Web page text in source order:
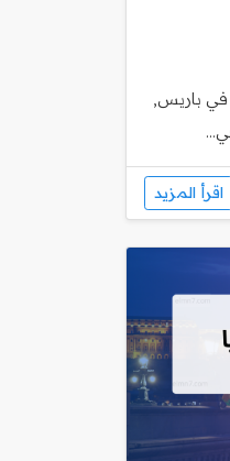
تُعد منحة إميل بوتمي – Sciences Po في باريس,
اقرأ المزيد